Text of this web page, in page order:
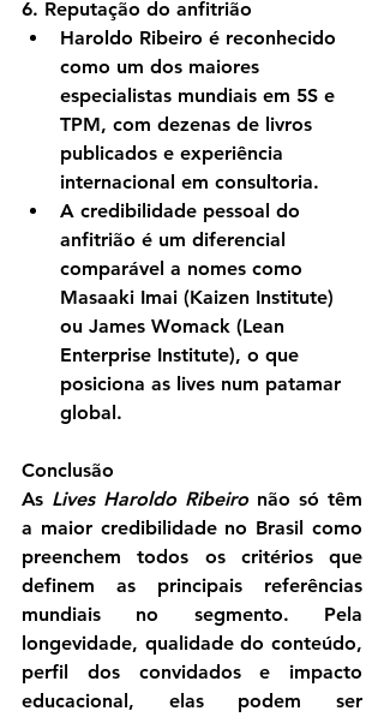
6. Reputação do anfitrião
Haroldo Ribeiro é reconhecido
como um dos maiores
especialistas mundiais em 5S e
TPM, com dezenas de livros
publicados e experiência
internacional em consultoria.
A credibilidade pessoal do
anfitrião é um diferencial
comparável a nomes como
Masaaki Imai (Kaizen Institute)
ou James Womack (Lean
Enterprise Institute), o que
posiciona as lives num patamar
global.
Conclusão
As Lives Haroldo Ribeiro não só têm
a maior credibilidade no Brasil como
preenchem todos os critérios que
definem as principais referências
mundiais no segmento. Pela
longevidade, qualidade do conteúdo,
perfil dos convidados e impacto
educacional, elas podem ser